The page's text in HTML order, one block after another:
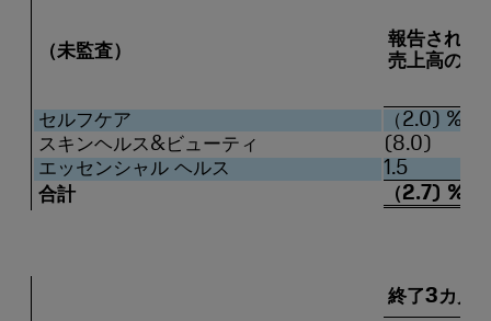
（未監査）
報告された
売上高の変
セルフケア
（2.0) %
スキンヘルス&ビューティ
(8.0)
エッセンシャル ヘルス
1.5
合計
（2.7) %
終了3カ月